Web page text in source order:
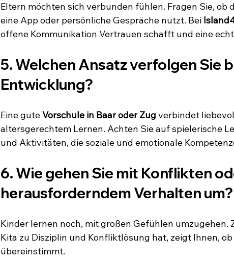
Eltern möchten sich verbunden fühlen. Fragen Sie, ob
eine App oder persönliche Gespräche nutzt. Bei
offene Kommunikation Vertrauen schafft und eine
5. Welchen Ansatz verfolgen Sie
Entwicklung?
Eine gute Vorschule in Baar oder Zug verbindet
altersgerechtem Lernen. Achten Sie auf spielerische
und Aktivitäten, die soziale und emotionale
6. Wie gehen Sie mit Konflikten
herausforderndem Verhalten um?
Kinder lernen noch, mit großen Gefühlen umzugehen.
Kita zu Disziplin und Konfliktlösung hat, zeigt Ihnen,
übereinstimmt.